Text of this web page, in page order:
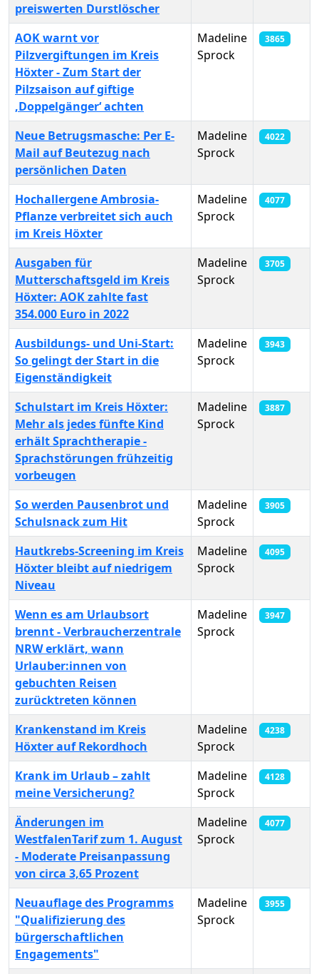
preiswerten Durstlöscher
AOK warnt vor
Pilzvergiftungen im Kreis
Höxter - Zum Start der
Pilzsaison auf giftige
‚Doppelgänger‘ achten
Madeline
Sprock
3865
Neue Betrugsmasche: Per E-
Mail auf Beutezug nach
persönlichen Daten
Madeline
Sprock
4022
Hochallergene Ambrosia-
Pflanze verbreitet sich auch
im Kreis Höxter
Madeline
Sprock
4077
Ausgaben für
Mutterschaftsgeld im Kreis
Höxter: AOK zahlte fast
354.000 Euro in 2022
Madeline
Sprock
3705
Ausbildungs- und Uni-Start:
So gelingt der Start in die
Eigenständigkeit
Madeline
Sprock
3943
Schulstart im Kreis Höxter:
Mehr als jedes fünfte Kind
erhält Sprachtherapie -
Sprachstörungen frühzeitig
vorbeugen
Madeline
Sprock
3887
So werden Pausenbrot und
Schulsnack zum Hit
Madeline
Sprock
3905
Hautkrebs-Screening im Kreis
Höxter bleibt auf niedrigem
Niveau
Madeline
Sprock
4095
Wenn es am Urlaubsort
brennt - Verbraucherzentrale
NRW erklärt, wann
Urlauber:innen von
gebuchten Reisen
zurücktreten können
Madeline
Sprock
3947
Krankenstand im Kreis
Höxter auf Rekordhoch
Madeline
Sprock
4238
Krank im Urlaub – zahlt
meine Versicherung?
Madeline
Sprock
4128
Änderungen im
WestfalenTarif zum 1. August
- Moderate Preisanpassung
von circa 3,65 Prozent
Madeline
Sprock
4077
Neuauflage des Programms
"Qualifizierung des
bürgerschaftlichen
Engagements"
Madeline
Sprock
3955